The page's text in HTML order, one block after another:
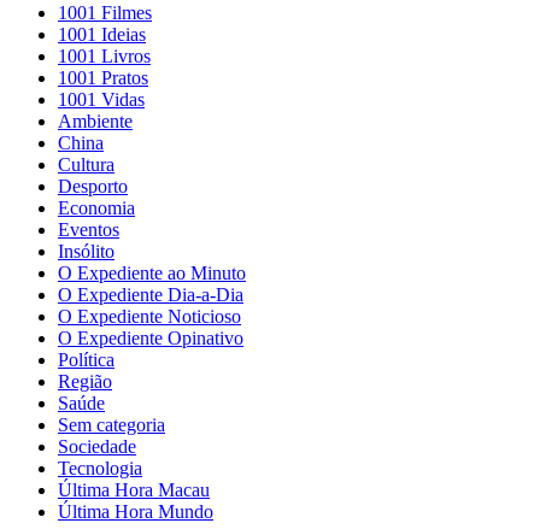
1001 Filmes
1001 Ideias
1001 Livros
1001 Pratos
1001 Vidas
Ambiente
China
Cultura
Desporto
Economia
Eventos
Insólito
O Expediente ao Minuto
O Expediente Dia-a-Dia
O Expediente Noticioso
O Expediente Opinativo
Política
Região
Saúde
Sem categoria
Sociedade
Tecnologia
Última Hora Macau
Última Hora Mundo